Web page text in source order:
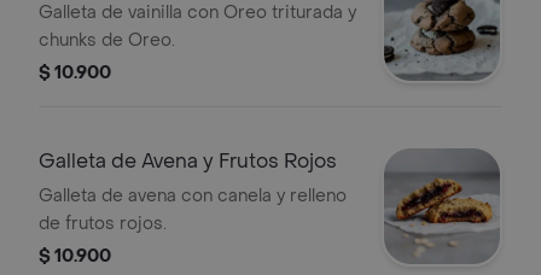
Galleta de vainilla con Oreo triturada y
chunks de Oreo.
$ 10.900
Galleta de Avena y Frutos Rojos
Galleta de avena con canela y relleno
de frutos rojos.
$ 10.900